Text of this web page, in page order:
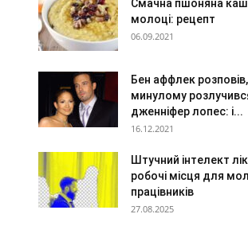
Смачна пшоняна
молоці: рецепт
06.09.2021
Бен аффлек
минулому
дженніфер лопес: і...
16.12.2021
Штучний інтелект
робочі місця для
працівників
27.08.2025